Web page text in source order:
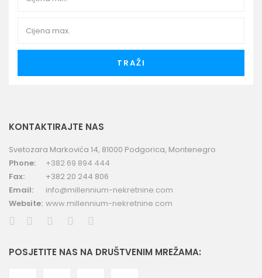
TRAŽI
KONTAKTIRAJTE NAS
Svetozara Markovića 14, 81000 Podgorica, Montenegro
Phone:
+382 69 894 444
Fax:
+382 20 244 806
Email:
info@millennium-nekretnine.com
Website: www.millennium-nekretnine.com
POSJETITE NAS NA DRUŠTVENIM MREŽAMA: